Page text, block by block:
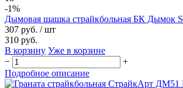
-1%
Дымовая шашка страйкбольная БК Дымок S
307 руб. / шт
310 руб.
В корзину Уже в корзине
−
+
Подробное описание